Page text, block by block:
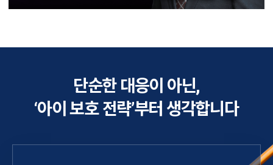
단순한 대응이 아닌,
‘아이 보호 전략’부터 생각합니다